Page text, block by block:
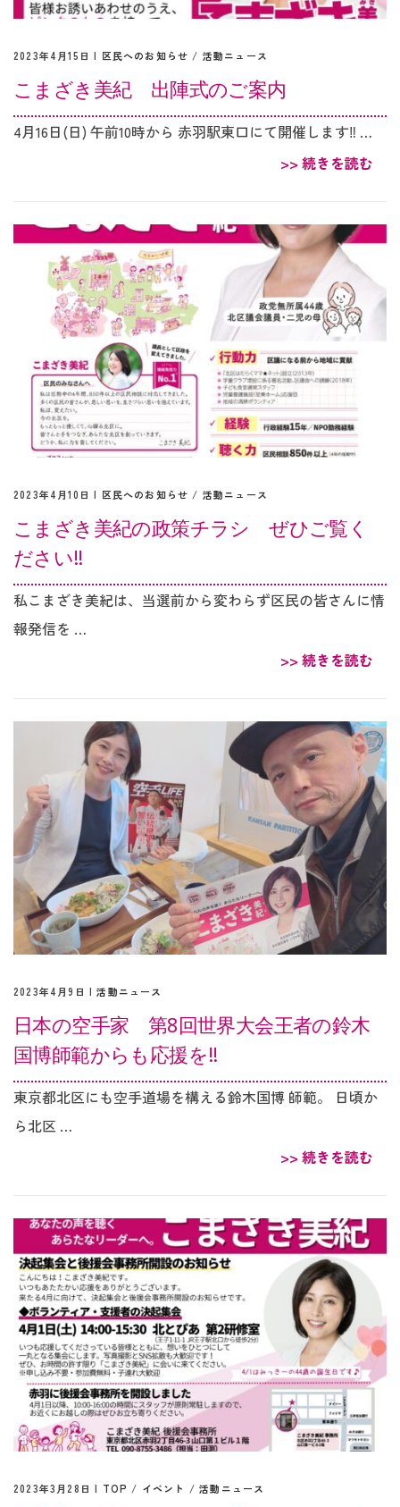
2023年4月15日 | 区民へのお知らせ / 活動ニュース
こまざき美紀 出陣式のご案内
4月16日(日) 午前10時から 赤羽駅東口にて開催します‼ …
>> 続きを読む
2023年4月10日 | 区民へのお知らせ / 活動ニュース
こまざき美紀の政策チラシ ぜひご覧く
ださい‼︎
私こまざき美紀は、当選前から変わらず区民の皆さんに情
報発信を …
>> 続きを読む
2023年4月9日 |活動ニュース
日本の空手家 第8回世界大会王者の鈴木
国博師範からも応援を‼︎
東京都北区にも空手道場を構える鈴木国博 師範。 日頃か
ら北区 …
>> 続きを読む
2023年3月28日 | TOP / イベント /活動ニュース